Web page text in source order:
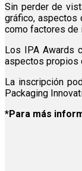
Sin perder de
gráfico, aspectos
como factores de
Los IPA Awards
aspectos propios
La inscripción
Packaging
*Para más